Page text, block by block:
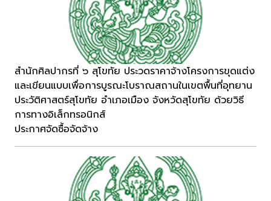
สำนักศิลปากรที่ ๖ สุโขทัย ประวดราคาจ้างโครงการขุดแต่ง
และเขียนแบบเพื่อการบูรณะโบราณสถานในเขตพื้นที่อุทยาน
ประวัติศาสตร์สุโขทัย อำเภอเมือง จังหวัดสุโขทัย ด้วยวิธี
การทางอิเล็กทรอนิกส์
ประกาศจัดซื้อจัดจ้าง